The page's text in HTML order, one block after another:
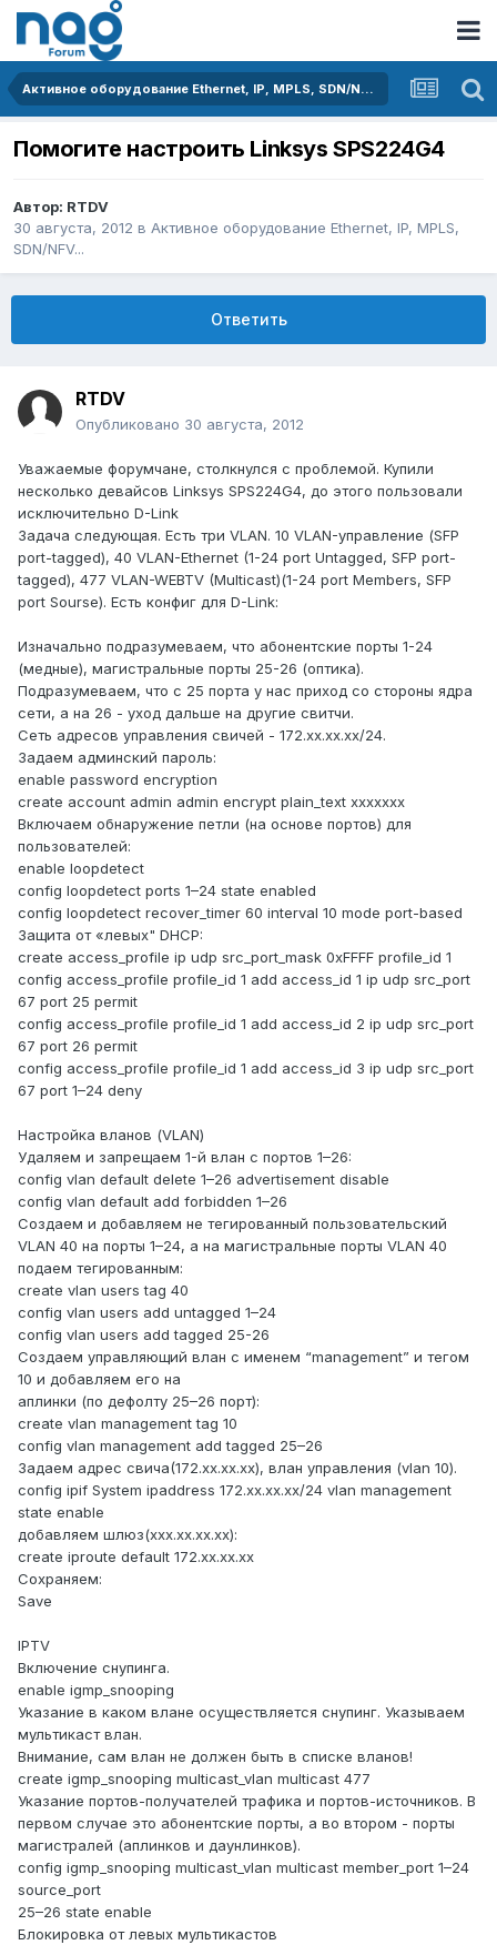
Активное оборудование Ethernet, IP, MPLS, SDN/NFV...
Помогите настроить Linksys SPS224G4
Автор: RTDV
30 августа, 2012 в Активное оборудование Ethernet, IP, MPLS,
SDN/NFV...
Ответить
RTDV
Опубликовано 30 августа, 2012
Уважаемые форумчане, столкнулся с проблемой. Купили
несколько девайсов Linksys SPS224G4, до этого пользовали
исключительно D-Link
Задача следующая. Есть три VLAN. 10 VLAN-управление (SFP
port-tagged), 40 VLAN-Ethernet (1-24 port Untagged, SFP port-
tagged), 477 VLAN-WEBTV (Multicast)(1-24 port Members, SFP
port Sourse). Есть конфиг для D-Link:
Изначально подразумеваем, что абонентские порты 1-24
(медные), магистральные порты 25-26 (оптика).
Подразумеваем, что с 25 порта у нас приход со стороны ядра
сети, а на 26 - уход дальше на другие свитчи.
Сеть адресов управления свичей - 172.хх.хх.хх/24.
Задаем админский пароль:
enable password encryption
create account admin admin encrypt plain_text ххххххх
Включаем обнаружение петли (на основе портов) для
пользователей:
enable loopdetect
config loopdetect ports 1–24 state enabled
config loopdetect recover_timer 60 interval 10 mode port-based
Защита от «левых" DHCP:
create access_profile ip udp src_port_mask 0xFFFF profile_id 1
config access_profile profile_id 1 add access_id 1 ip udp src_port
67 port 25 permit
config access_profile profile_id 1 add access_id 2 ip udp src_port
67 port 26 permit
config access_profile profile_id 1 add access_id 3 ip udp src_port
67 port 1–24 deny
Настройка вланов (VLAN)
Удаляем и запрещаем 1-й влан c портов 1–26:
config vlan default delete 1–26 advertisement disable
config vlan default add forbidden 1–26
Создаем и добавляем не тегированный пользовательский
VLAN 40 на порты 1–24, а на магистральные порты VLAN 40
подаем тегированным:
create vlan users tag 40
config vlan users add untagged 1–24
config vlan users add tagged 25-26
Создаем управляющий влан с именем “management” и тегом
10 и добавляем его на
аплинки (по дефолту 25–26 порт):
create vlan management tag 10
config vlan management add tagged 25–26
Задаем адрес свича(172.хх.хх.хх), влан управления (vlan 10).
config ipif System ipaddress 172.хх.хх.хх/24 vlan management
state enable
добавляем шлюз(ххх.хх.хх.хх):
create iproute default 172.хх.хх.хх
Сохраняем:
Save
IPTV
Включение снупинга.
enable igmp_snooping
Указание в каком влане осуществляется снупинг. Указываем
мультикаст влан.
Внимание, сам влан не должен быть в списке вланов!
create igmp_snooping multicast_vlan multicast 477
Указание портов-получателей трафика и портов-источников. В
первом случае это абонентские порты, а во втором - порты
магистралей (аплинков и даунлинков).
config igmp_snooping multicast_vlan multicast member_port 1–24
source_port
25–26 state enable
Блокировка от левых мультикастов